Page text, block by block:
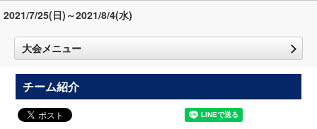
2021/7/25(日)～2021/8/4(水)
大会メニュー
チーム紹介